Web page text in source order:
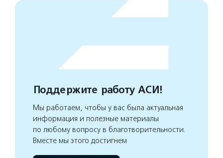
Поддержите работу АСИ!
Мы работаем, чтобы у вас была актуальная
информация и полезные материалы
по любому вопросу в благотворительности.
Вместе мы этого достигнем